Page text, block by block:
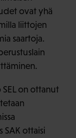
ovat yhä
liittojen
saartoja.
on ottanut
SAK ottaisi